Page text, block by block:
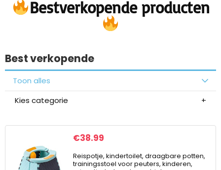
Bestverkopende producten
Best verkopende
Toon alles
Kies categorie
€38.99
Reispotje, kindertoilet, draagbare potten,
trainingsstoel voor peuters, kinderen,